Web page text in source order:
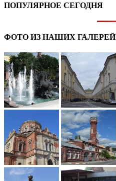
ПОПУЛЯРНОЕ СЕГОДНЯ
ФОТО ИЗ НАШИХ ГАЛЕРЕЙ